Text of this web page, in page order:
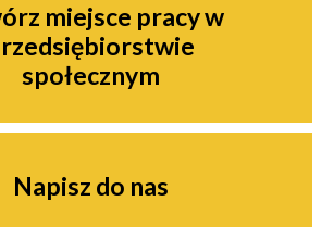
miejsce pracy w
społecznym
Napisz do nas